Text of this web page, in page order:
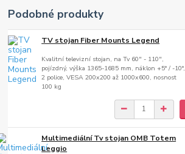
Podobné produkty
TV stojan Fiber Mounts Legend
Kvalitní televizní stojan, na Tv 60" - 110",
pojízdný, výška 1365-1685 mm, náklon +5° / -10°,
2 police, VESA 200x200 až 1000x600, nosnost
100 kg
Multimediální Tv stojan OMB Totem
Leggio